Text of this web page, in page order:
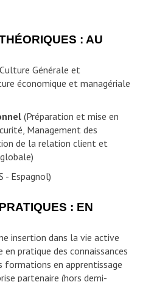
: AU
Générale et
économique et managériale
(Préparation et mise en
Management des
de la relation client et
- Espagnol)
: EN
insertion dans la vie active
pratique des connaissances
formations en apprentissage
partenaire (hors demi-